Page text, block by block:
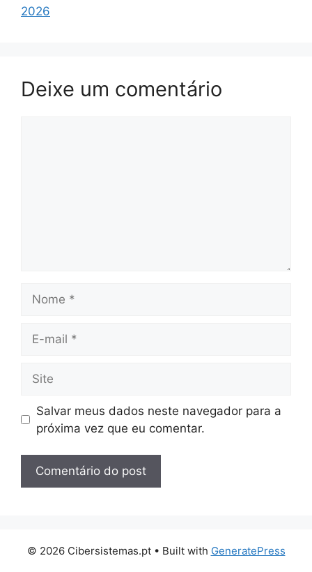
2026
Deixe um comentário
mail
Salvar meus dados neste navegador para a
próxima vez que eu comentar.
© 2026 Cibersistemas.pt• Built with GeneratePress